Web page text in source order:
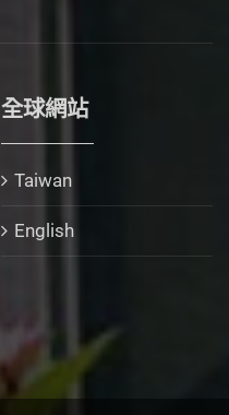
全球網站
Taiwan
English